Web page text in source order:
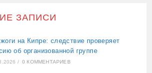
ЗАПИСИ
на Кипре: следствие проверяет
об организованной группе
/ 0 КОММЕНТАРИЕВ